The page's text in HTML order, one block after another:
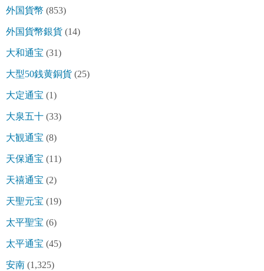
外国貨幣 (853)
外国貨幣銀貨 (14)
大和通宝 (31)
大型50銭黄銅貨 (25)
大定通宝 (1)
大泉五十 (33)
大観通宝 (8)
天保通宝 (11)
天禧通宝 (2)
天聖元宝 (19)
太平聖宝 (6)
太平通宝 (45)
安南 (1,325)